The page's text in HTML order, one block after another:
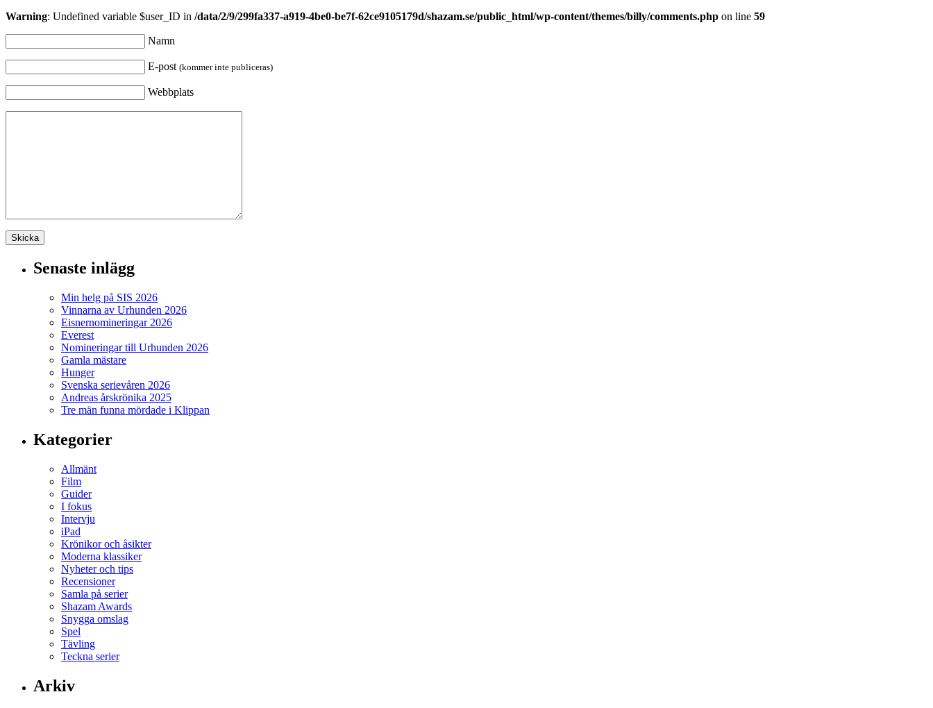
Warning: Undefined variable $user_ID in /data/2/9/299fa337-a919-4be0-be7f-62ce9105179d/shazam.se/public_html/wp-content/themes/billy/comments.php on line 59
Namn
E-post (kommer inte publiceras)
Webbplats
Senaste inlägg
Min helg på SIS 2026
Vinnarna av Urhunden 2026
Eisnernomineringar 2026
Everest
Nomineringar till Urhunden 2026
Gamla mästare
Hunger
Svenska serievåren 2026
Andreas årskrönika 2025
Tre män funna mördade i Klippan
Kategorier
Allmänt
Film
Guider
I fokus
Intervju
iPad
Krönikor och åsikter
Moderna klassiker
Nyheter och tips
Recensioner
Samla på serier
Shazam Awards
Snygga omslag
Spel
Tävling
Teckna serier
Arkiv